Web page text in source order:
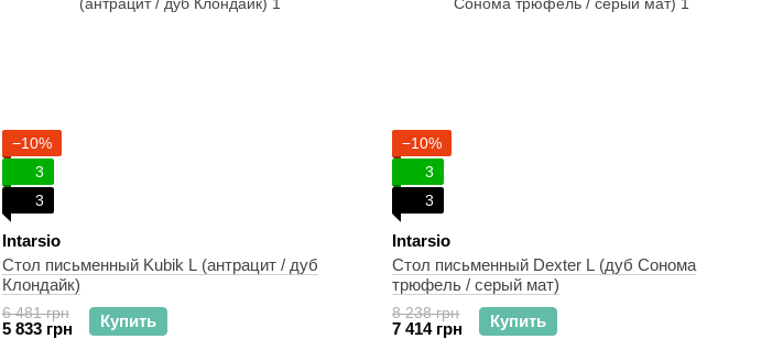
−10%
3
3
Intarsio
Стол письменный Kubik L (антрацит / дуб
Клондайк)
6 481 грн
5 833 грн Купить
−10%
3
3
Intarsio
Стол письменный Dexter L (дуб Сонома
трюфель / серый мат)
8 238 грн
7 414 грн Купить